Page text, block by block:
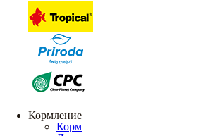
Кормление
Корм